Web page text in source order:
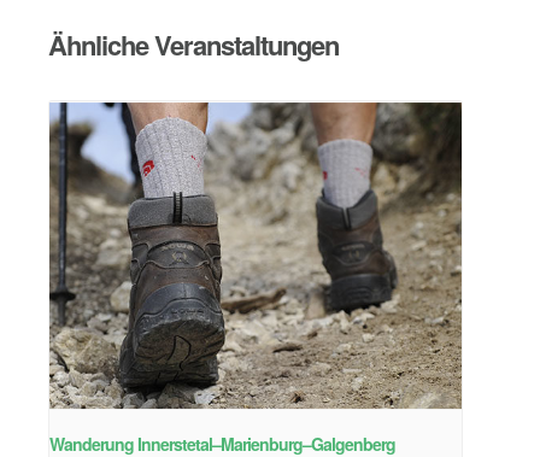
Ähnliche Veranstaltungen
Wanderung Innerstetal–Marienburg–Galgenberg